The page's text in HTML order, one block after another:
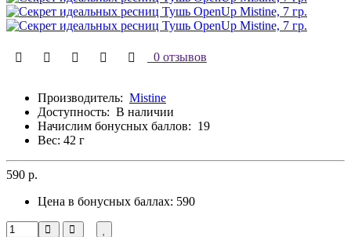
0 отзывов
Производитель: Mistine
Доступность: В наличии
Начислим бонусных баллов: 19
Вес: 42 г
590 р.
Цена в бонусных баллах: 590